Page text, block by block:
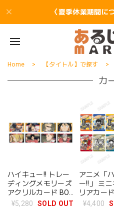
〈夏季休業期間に
Home 【タイトル】で探す
カ
ハイキュー!! トレー
ディングメモリーズ
アクリルカード BOX
全8種
¥5,280 SOLD OUT
アニメ「
ー!!」 ミ
リアカー
ョン【の
¥4,400